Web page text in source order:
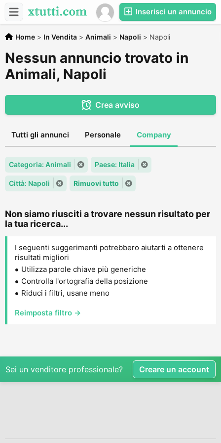
Inserisci un annuncio
Home > In Vendita > Animali > Napoli > Napoli
Nessun annuncio trovato in
Animali, Napoli
Crea avviso
Tutti gli annunci Personale Company
Categoria: Animali Paese: Italia
Città: Napoli Rimuovi tutto
Non siamo riusciti a trovare nessun risultato per
la tua ricerca...
I seguenti suggerimenti potrebbero aiutarti a ottenere
risultati migliori
Utilizza parole chiave più generiche
Controlla l'ortografia della posizione
Riduci i filtri, usane meno
Reimposta filtro →
Sei un venditore professionale? Creare un account